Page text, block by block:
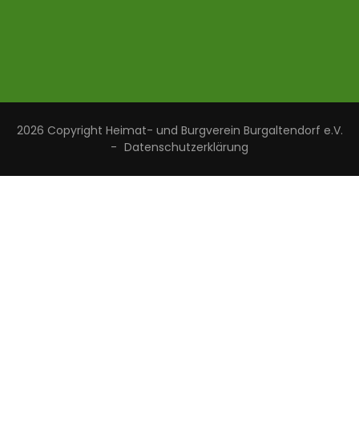
2026 Copyright Heimat- und Burgverein Burgaltendorf e.V.
- Datenschutzerklärung